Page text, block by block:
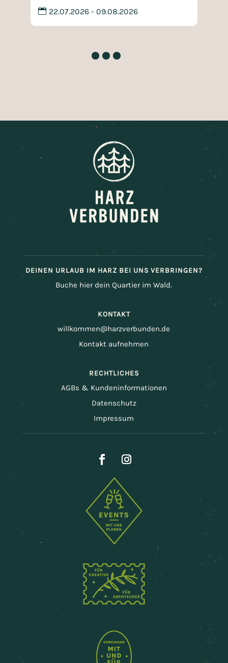
22.07.2026 - 09.08.2026
DEINEN URLAUB IM HARZ BEI UNS VERBRINGEN?
Buche hier dein Quartier im Wald.
KONTAKT
willkommen@harzverbunden.de
Kontakt aufnehmen
RECHTLICHES
AGBs & Kundeninformationen
Datenschutz
Impressum